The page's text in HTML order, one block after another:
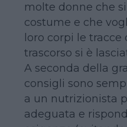
molte donne che
costume e che
loro corpi le tracce
trascorso si è
A seconda della
consigli sono
a un nutrizionista
adeguata e